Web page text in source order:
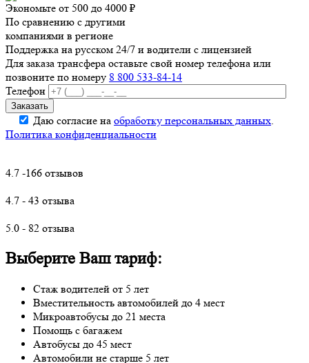
Экономьте от 500 до 4000 ₽
По сравнению с другими
компаниями в регионе
Поддержка на русском 24/7 и водители с лицензией
Для заказа трансфера оставьте свой номер телефона или
позвоните по номеру 8 800 533-84-14
Телефон
Даю согласие на обработку персональных данных.
Политика конфиденциальности
4.7 -166 отзывов
4.7 - 43 отзыва
5.0 - 82 отзыва
Выберите Ваш тариф:
Стаж водителей от 5 лет
Вместительность автомобилей до 4 мест
Микроавтобусы до 21 места
Помощь с багажем
Автобусы до 45 мест
Автомобили не старше 5 лет